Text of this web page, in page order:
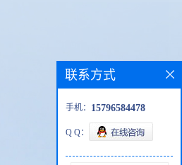
联系方式
手机： 15796584478
Q Q：